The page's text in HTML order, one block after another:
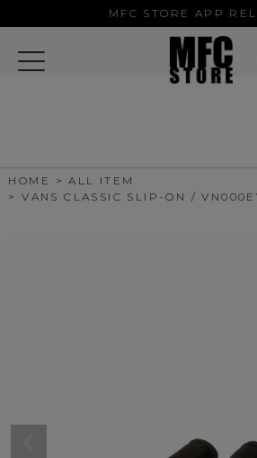
MFC STORE APP
HOME
ALL ITEM
VANS CLASSIC SLIP-ON /
MFC STORE
MFC STORE/EXAMPLE
Google Play